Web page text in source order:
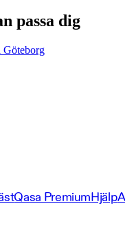
passa dig
Qasa PremiumHjälp